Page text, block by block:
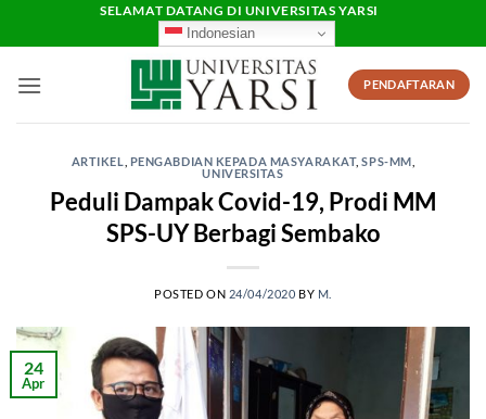
SELAMAT DATANG DI UNIVERSITAS YARSI
Indonesian
PENDAFTARAN
ARTIKEL PENGABDIAN KEPADA MASYARAKAT,SPS-MM
UNIVERSITAS
Peduli Dampak Covid-19, Prodi MM
SPS-UY Berbagi Sembako
POSTED ON 24/04/2020 BY M.
24
Apr